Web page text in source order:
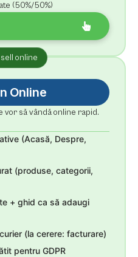
(50%/50%)
Online
să vândă online rapid.
(Acasă, Despre,
(produse, categorii,
+ ghid ca să adaugi
(la cerere: facturare)
pentru GDPR
online